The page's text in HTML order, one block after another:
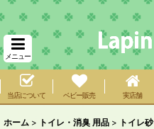
メニュー
当店について ベビー販売 実店舗
ホーム > トイレ・消臭 用品 > トイレ砂